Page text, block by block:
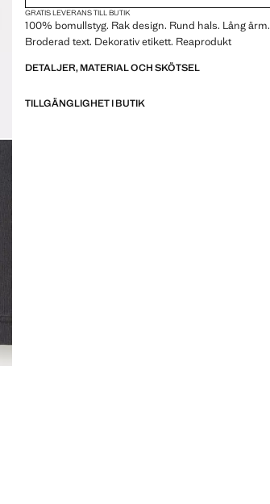
GRATIS LEVERANS TILL BUTIK
100% bomullstyg. Rak design. Rund hals. Lång ärm.
Broderad text. Dekorativ etikett. Reaprodukt
DETALJER, MATERIAL OCH SKÖTSEL
TILLGÄNGLIGHET I BUTIK